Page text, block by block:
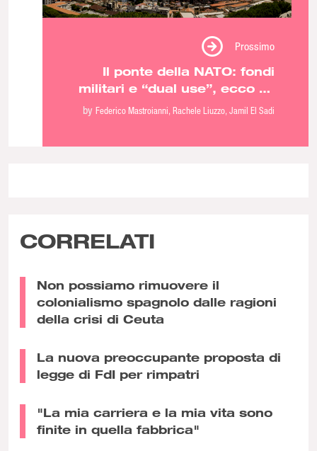
Prossimo
Il ponte della NATO: fondi
militari e “dual use”, ecco gli
interessi all’ombra dello
by Federico Mastroianni Rachele Liuzzo Jamil El Sadi
CORRELATI
Non possiamo rimuovere il
colonialismo spagnolo dalle ragioni
della crisi di Ceuta
La nuova preoccupante proposta di
legge di FdI per rimpatri
"La mia carriera e la mia vita sono
finite in quella fabbrica"